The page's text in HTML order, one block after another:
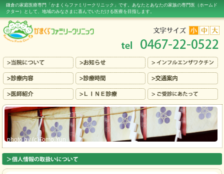
鎌倉の家庭医療専門「かまくらファミリークリニック」です。あなたとあなたの家族の専門医（ホームド
クター） として、地域のみなさまに喜んでいただける医療を目指します。
photo by (c)Tomo.Yun